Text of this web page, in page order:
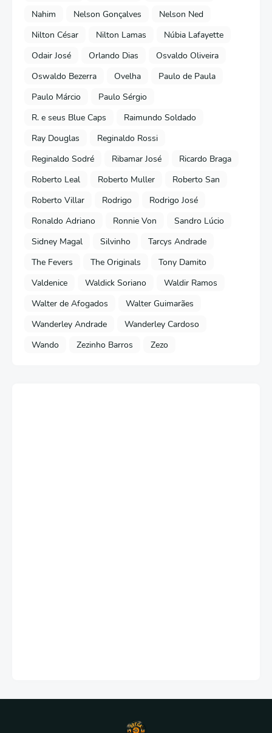
Nahim
Nelson Gonçalves
Nelson Ned
Nilton César
Nilton Lamas
Núbia Lafayette
Odair José
Orlando Dias
Osvaldo Oliveira
Oswaldo Bezerra
Ovelha
Paulo de Paula
Paulo Márcio
Paulo Sérgio
R. e seus Blue Caps
Raimundo Soldado
Ray Douglas
Reginaldo Rossi
Reginaldo Sodré
Ribamar José
Ricardo Braga
Roberto Leal
Roberto Muller
Roberto San
Roberto Villar
Rodrigo
Rodrigo José
Ronaldo Adriano
Ronnie Von
Sandro Lúcio
Sidney Magal
Silvinho
Tarcys Andrade
The Fevers
The Originals
Tony Damito
Valdenice
Waldick Soriano
Waldir Ramos
Walter de Afogados
Walter Guimarães
Wanderley Andrade
Wanderley Cardoso
Wando
Zezinho Barros Zezo